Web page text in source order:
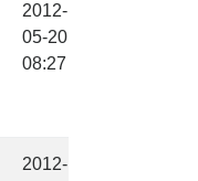
2012-
05-20
08:27
2012-